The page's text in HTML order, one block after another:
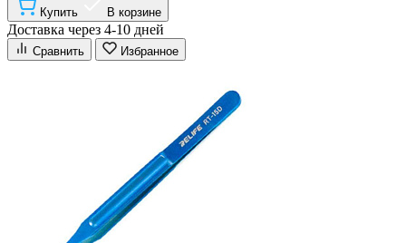
Купить В корзине
Доставка через 4-10 дней
Сравнить Избранное